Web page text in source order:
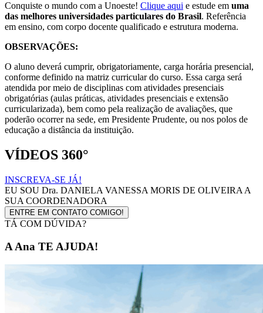
Conquiste o mundo com a Unoeste! Clique aqui e estude em uma
das melhores universidades particulares do Brasil. Referência
em ensino, com corpo docente qualificado e estrutura moderna.
OBSERVAÇÕES:
O aluno deverá cumprir, obrigatoriamente, carga horária presencial,
conforme definido na matriz curricular do curso. Essa carga será
atendida por meio de disciplinas com atividades presenciais
obrigatórias (aulas práticas, atividades presenciais e extensão
curricularizada), bem como pela realização de avaliações, que
poderão ocorrer na sede, em Presidente Prudente, ou nos polos de
educação a distância da instituição.
VÍDEOS 360°
INSCREVA-SE JÁ!
EU SOU Dra. DANIELA VANESSA MORIS DE OLIVEIRA A
SUA COORDENADORA
ENTRE EM CONTATO COMIGO!
TÁ COM DÚVIDA?
A Ana TE AJUDA!